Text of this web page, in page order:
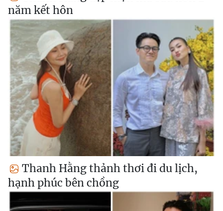
năm kết hôn
Thanh Hằng thảnh thơi đi du lịch,
hạnh phúc bên chồng